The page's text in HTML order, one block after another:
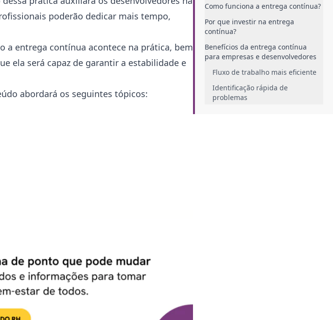
Como funciona a entrega contínua?
Por que investir na entrega
contínua?
Benefícios da entrega contínua
para empresas e desenvolvedores
Fluxo de trabalho mais eficiente
Identificação rápida de
problemas
poderão dedicar mais tempo,
a entrega contínua acontece na prática, bem
ela será capaz de garantir a estabilidade e
abordará os seguintes tópicos: